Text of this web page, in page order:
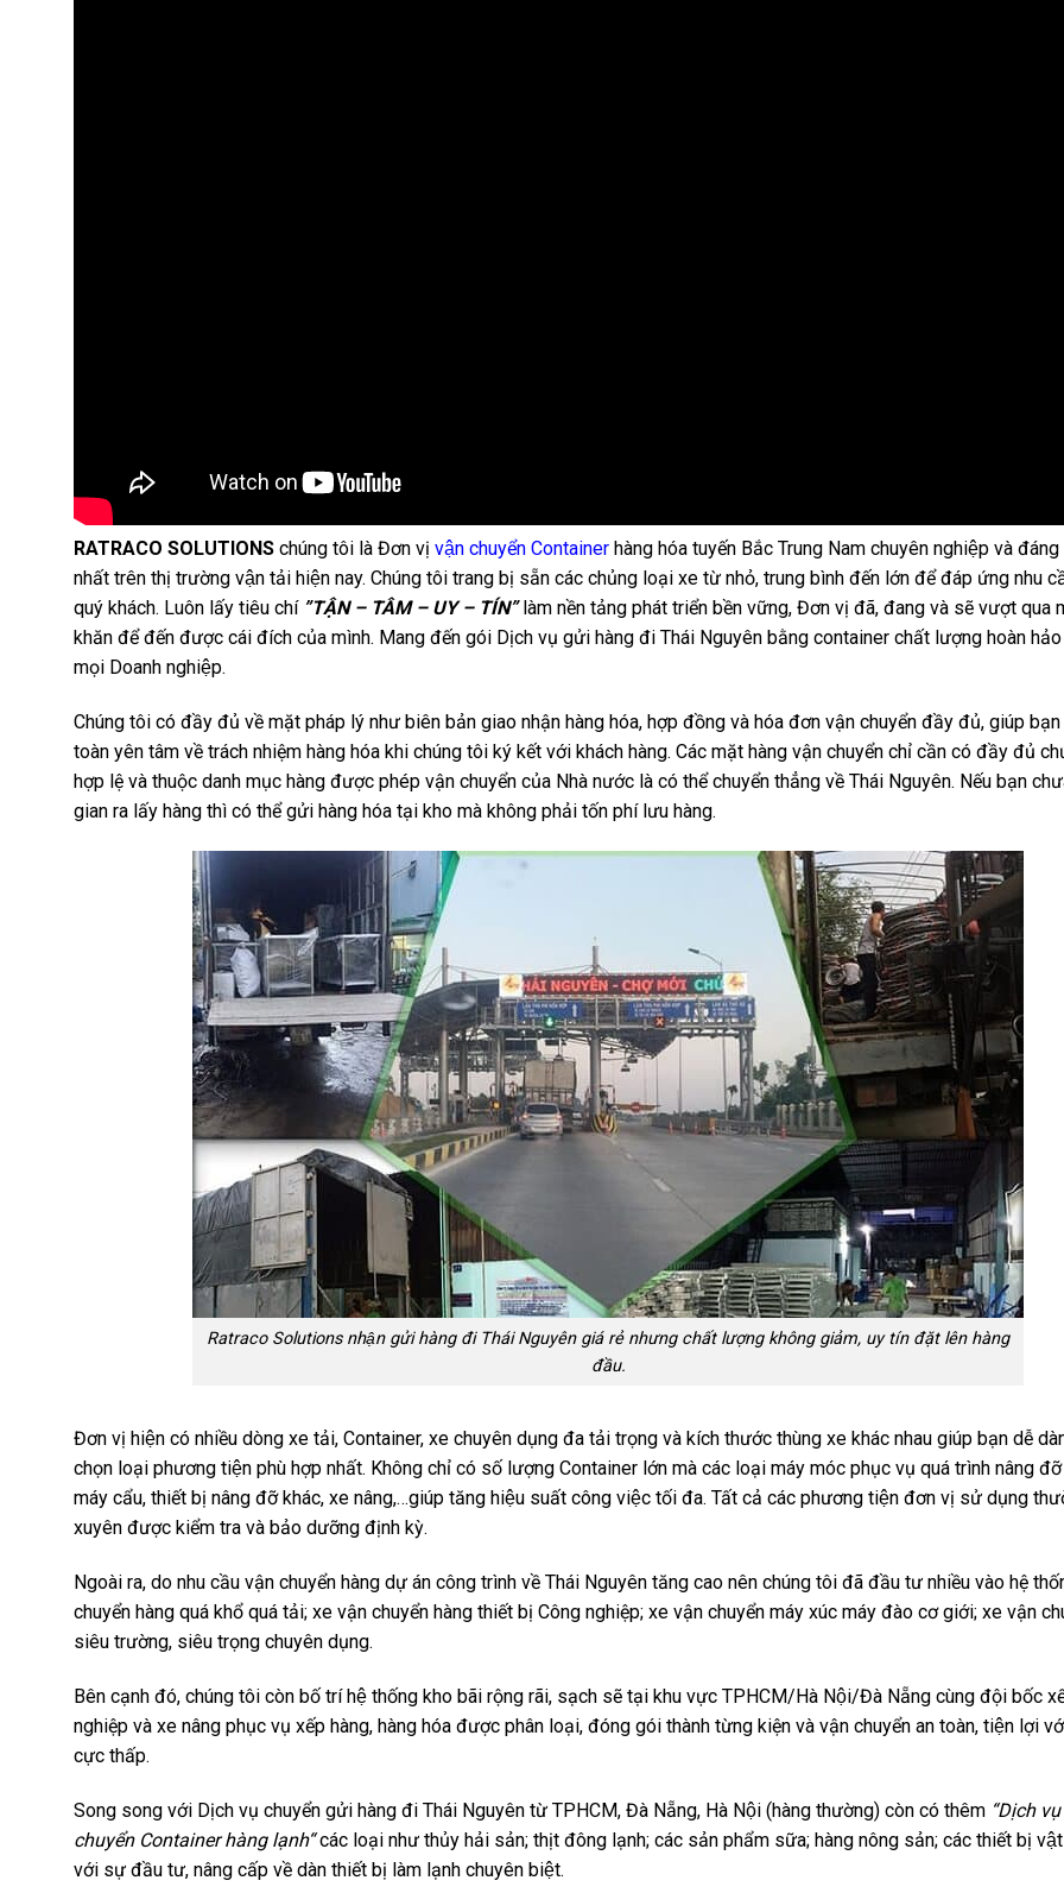
RATRACO SOLUTIONS chúng tôi là Đơn vị vận chuyển Container hàng hóa tuyến Bắc Trung Nam chuyên nghiệp và
nhất trên thị trường vận tải hiện nay. Chúng tôi trang bị sẵn các chủng loại xe từ nhỏ, trung bình đến lớn để đáp ứng nhu
quý khách. Luôn lấy tiêu chí ”TẬN – TÂM – UY – TÍN”làm nền tảng phát triển bền vững, Đơn vị đã, đang và sẽ vượt qua
khăn để đến được cái đích của mình. Mang đến gói Dịch vụ gửi hàng đi Thái Nguyên bằng container chất lượng hoàn
mọi Doanh nghiệp.
Chúng tôi có đầy đủ về mặt pháp lý như biên bản giao nhận hàng hóa, hợp đồng và hóa đơn vận chuyển đầy đủ, giúp bạn
toàn yên tâm về trách nhiệm hàng hóa khi chúng tôi ký kết với khách hàng. Các mặt hàng vận chuyển chỉ cần có đầy đủ
hợp lệ và thuộc danh mục hàng được phép vận chuyển của Nhà nước là có thể chuyển thẳng về Thái Nguyên. Nếu bạn
gian ra lấy hàng thì có thể gửi hàng hóa tại kho mà không phải tốn phí lưu hàng.
Ratraco Solutions nhận gửi hàng đi Thái Nguyên giá rẻ nhưng chất lượng không giảm, uy tín đặt lên hàng
đầu.
Đơn vị hiện có nhiều dòng xe tải, Container, xe chuyên dụng đa tải trọng và kích thước thùng xe khác nhau giúp bạn dễ
chọn loại phương tiện phù hợp nhất. Không chỉ có số lượng Container lớn mà các loại máy móc phục vụ quá trình nâng
máy cẩu, thiết bị nâng đỡ khác, xe nâng,…giúp tăng hiệu suất công việc tối đa. Tất cả các phương tiện đơn vị sử dụng
xuyên được kiểm tra và bảo dưỡng định kỳ.
Ngoài ra, do nhu cầu vận chuyển hàng dự án công trình về Thái Nguyên tăng cao nên chúng tôi đã đầu tư nhiều vào hệ
chuyển hàng quá khổ quá tải; xe vận chuyển hàng thiết bị Công nghiệp; xe vận chuyển máy xúc máy đào cơ giới; xe vận
siêu trường, siêu trọng chuyên dụng.
Bên cạnh đó, chúng tôi còn bố trí hệ thống kho bãi rộng rãi, sạch sẽ tại khu vực TPHCM/Hà Nội/Đà Nẵng cùng đội bốc
nghiệp và xe nâng phục vụ xếp hàng, hàng hóa được phân loại, đóng gói thành từng kiện và vận chuyển an toàn, tiện lợi
cực thấp.
Song song với Dịch vụ chuyển gửi hàng đi Thái Nguyên từ TPHCM, Đà Nẵng, Hà Nội (hàng thường) còn có thêm “Dịch
chuyển Container hàng lạnh“các loại như thủy hải sản; thịt đông lạnh; các sản phẩm sữa; hàng nông sản; các thiết bị
với sự đầu tư, nâng cấp về dàn thiết bị làm lạnh chuyên biệt.